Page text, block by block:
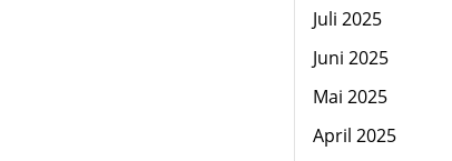
Juli 2025
Juni 2025
Mai 2025
April 2025